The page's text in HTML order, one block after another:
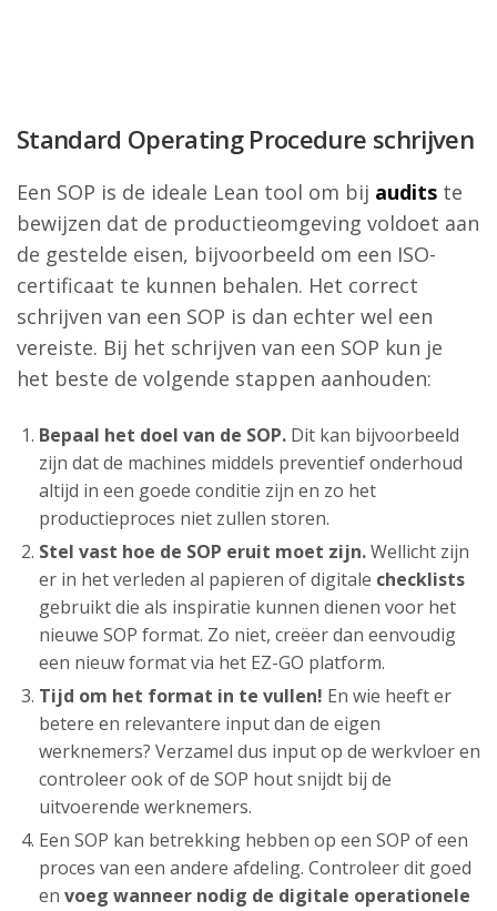
Standard Operating Procedure schrijven
Een SOP is de ideale Lean tool om bij audits te
bewijzen dat de productieomgeving voldoet aan
de gestelde eisen, bijvoorbeeld om een ISO-
certificaat te kunnen behalen. Het correct
schrijven van een SOP is dan echter wel een
vereiste. Bij het schrijven van een SOP kun je
het beste de volgende stappen aanhouden:
Bepaal het doel van de SOP. Dit kan bijvoorbeeld
zijn dat de machines middels preventief onderhoud
altijd in een goede conditie zijn en zo het
productieproces niet zullen storen.
Stel vast hoe de SOP eruit moet zijn.Wellicht zijn
er in het verleden al papieren of digitale checklists
gebruikt die als inspiratie kunnen dienen voor het
nieuwe SOP format. Zo niet, creëer dan eenvoudig
een nieuw format via het EZ-GO platform.
Tijd om het format in te vullen! En wie heeft er
betere en relevantere input dan de eigen
werknemers? Verzamel dus input op de werkvloer en
controleer ook of de SOP hout snijdt bij de
uitvoerende werknemers.
Een SOP kan betrekking hebben op een SOP of een
proces van een andere afdeling. Controleer dit goed
en voeg wanneer nodig de digitale operationele